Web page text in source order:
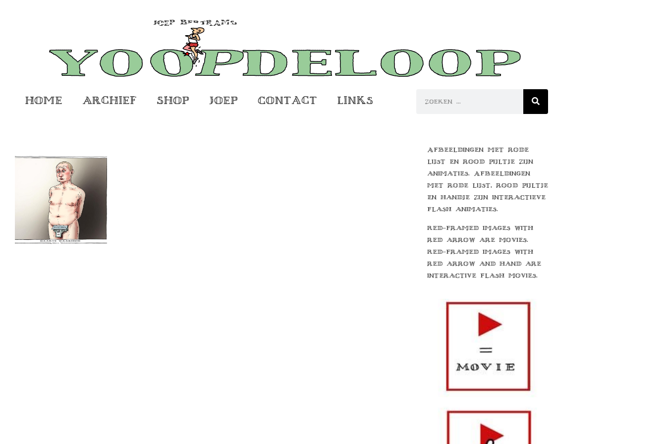
Home Archief Shop Joep Contact Links
Afbeeldingen met rode
lijst en rood pijltje zijn
animaties. Afbeeldingen
met rode lijst, rood pijltje
en handje zijn interactieve
flash animaties.
Red-framed images with
red arrow are movies.
Red-framed images with
red arrow and hand are
interactive flash movies.